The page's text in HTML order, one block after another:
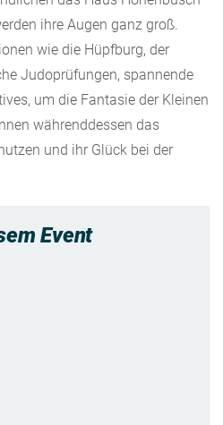
ihre Augen ganz groß.
wie die Hüpfburg, der
Judoprüfungen, spannende
um die Fantasie der Kleinen
währenddessen das
und ihr Glück bei der
Event